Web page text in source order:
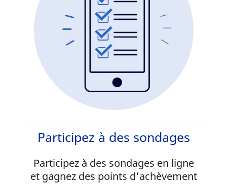
Participez à des sondages
Participez à des sondages en ligne
et gagnez des points d'achèvement